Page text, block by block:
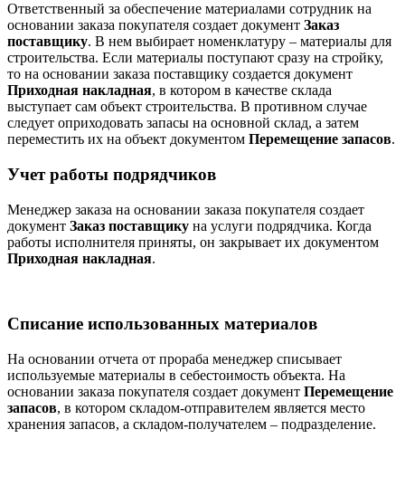
Ответственный за обеспечение материалами сотрудник на
основании заказа покупателя создает документ Заказ
поставщику. В нем выбирает номенклатуру – материалы для
строительства. Если материалы поступают сразу на стройку,
то на основании заказа поставщику создается документ
Приходная накладная, в котором в качестве склада
выступает сам объект строительства. В противном случае
следует оприходовать запасы на основной склад, а затем
переместить их на объект документом Перемещение запасов.
Учет работы подрядчиков
Менеджер заказа на основании заказа покупателя создает
документ Заказ поставщику на услуги подрядчика. Когда
работы исполнителя приняты, он закрывает их документом
Приходная накладная.
Списание использованных материалов
На основании отчета от прораба менеджер списывает
используемые материалы в себестоимость объекта. На
основании заказа покупателя создает документ Перемещение
запасов, в котором складом-отправителем является место
хранения запасов, а складом-получателем – подразделение.